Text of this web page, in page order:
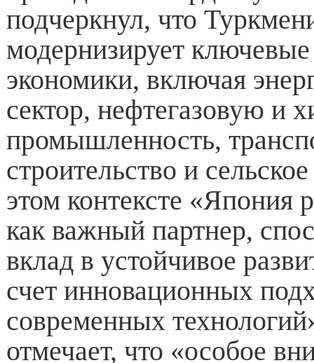
подчеркнул, что
модернизирует
экономики, включая
сектор, нефтегазовую и
промышленность,
строительство и
этом контексте «Япония
как важный партнер,
вклад в устойчивое
счет инновационных
современных
отмечает, что «особое